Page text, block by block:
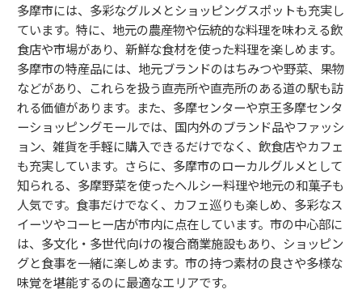
多摩市には、多彩なグルメとショッピングスポットも充実し
ています。特に、地元の農産物や伝統的な料理を味わえる飲
食店や市場があり、新鮮な食材を使った料理を楽しめます。
多摩市の特産品には、地元ブランドのはちみつや野菜、果物
などがあり、これらを扱う直売所や直売所のある道の駅も訪
れる価値があります。また、多摩センターや京王多摩センタ
ーショッピングモールでは、国内外のブランド品やファッシ
ョン、雑貨を手軽に購入できるだけでなく、飲食店やカフェ
も充実しています。さらに、多摩市のローカルグルメとして
知られる、多摩野菜を使ったヘルシー料理や地元の和菓子も
人気です。食事だけでなく、カフェ巡りも楽しめ、多彩なス
イーツやコーヒー店が市内に点在しています。市の中心部に
は、多文化・多世代向けの複合商業施設もあり、ショッピン
グと食事を一緒に楽しめます。市の持つ素材の良さや多様な
味覚を堪能するのに最適なエリアです。